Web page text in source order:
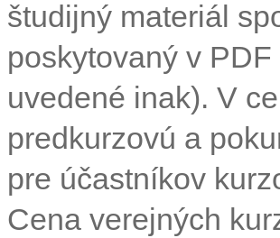
študijný materiál
poskytovaný v
uvedené inak). V
predkurzovú a
pre účastníkov
Cena verejných